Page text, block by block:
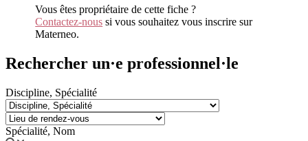
Vous êtes propriétaire de cette fiche ?
Contactez-nous si vous souhaitez vous inscrire sur
Materneo.
Rechercher un·e professionnel·le
Discipline, Spécialité
Spécialité, Nom